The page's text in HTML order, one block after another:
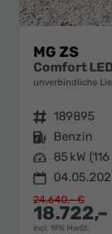
MG ZS
unverbindliche
Fahrzeugnr. 189895
Kraftstoff Benzin
Leistung 85 kW (116
incl. 19% MwSt.
24.640,– €